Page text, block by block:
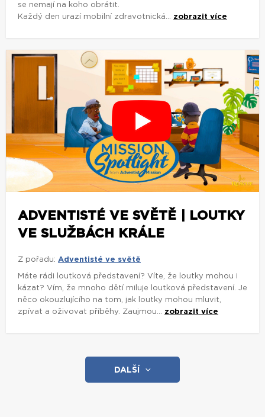
se nemají na koho obrátit.
Každý den urazí mobilní zdravotnická... zobrazit více
ADVENTISTÉ VE SVĚTĚ | LOUTKY
VE SLUŽBÁCH KRÁLE
Z pořadu: Adventisté ve světě
Máte rádi loutková představení? Víte, že loutky mohou i
kázat? Vím, že mnoho dětí miluje loutková představení. Je
něco okouzlujícího na tom, jak loutky mohou mluvit,
zpívat a oživovat příběhy. Zaujmou... zobrazit více
DALŠÍ